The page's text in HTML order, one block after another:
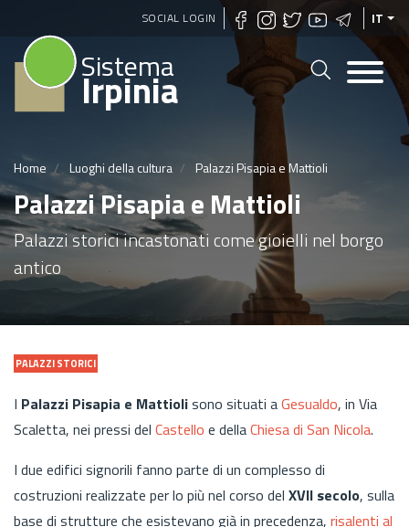
Salta
contenuto
principale
SOCIAL LOGIN IT
Sistema
Irpinia
Home Luoghi della cultura Palazzi Pisapia e Mattioli
Palazzi Pisapia e Mattioli
Palazzi storici incastonati come gioielli nel borgo
antico
PALAZZI STORICI
I Palazzi Pisapia e Mattiolisono situati aGesualdo, in Via
Scaletta, nei pressi del Castello e dellaChiesa di San Nicola.
I due edifici signorili fanno parte di un complesso di
costruzioni realizzate per lo più nel corso del XVII secolo, sulla
base di strutture che esistevano già in precedenza, risalenti al